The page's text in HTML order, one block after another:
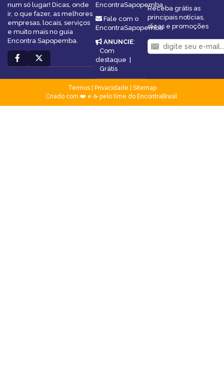
num só lugar! Dicas, onde
ir, o que fazer, as melhores
empresas, locais, serviços
e muito mais no guia
Encontra Sapopemba.
EncontraSapopemba
Fale com o
EncontraSapopemba
ANUNCIE:
Com
destaque |
Grátis
Receba grátis as
principais notícias,
dicas e promoções
Termos| Privacidade
Sitemap
Criado com ❤️ e ☕ pelo time do EncontraBrasil